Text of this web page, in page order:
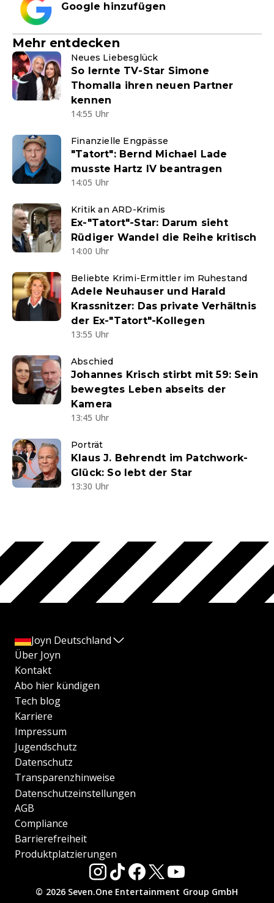
Google hinzufügen
Mehr entdecken
Neues Liebesglück
So lernte TV-Star Simone
Thomalla ihren neuen Partner
kennen
14:55 Uhr
Finanzielle Engpässe
"Tatort": Bernd Michael Lade
musste Hartz IV beantragen
14:05 Uhr
Kritik an ARD-Krimis
Ex-"Tatort"-Star: Darum sieht
Rüdiger Wandel die Reihe kritisch
14:00 Uhr
Beliebte Krimi-Ermittler im Ruhestand
Adele Neuhauser und Harald
Krassnitzer: Das private Verhältnis
der Ex-"Tatort"-Kollegen
13:55 Uhr
Abschied
Johannes Krisch stirbt mit 59: Sein
bewegtes Leben abseits der
Kamera
13:45 Uhr
Porträt
Klaus J. Behrendt im Patchwork-
Glück: So lebt der Star
13:30 Uhr
Joyn Deutschland
Über Joyn
Kontakt
Abo hier kündigen
Tech blog
Karriere
Impressum
Jugendschutz
Datenschutz
Transparenzhinweise
Datenschutzeinstellungen
AGB
Compliance
Barrierefreiheit
Produktplatzierungen
© 2026 Seven.One Entertainment Group GmbH